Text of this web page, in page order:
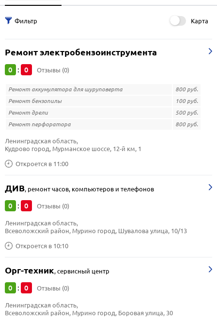
Карта
Ремонт электробензоинструмента
0 : 0 Отзывы (0)
Ремонт аккумулятора для шуруповерта
800 руб.
Ремонт бензопилы
100 руб.
Ремонт дрели
500 руб.
Ремонт перфоратора
800 руб.
Откроется в 11:00
Ленинградская область,
Кудрово город, Мурманское шоссе, 12-й км, 1
ДИВ, ремонт часов, компьютеров и телефонов
0 : 0 Отзывы (0)
Откроется в 10:10
Ленинградская область,
Всеволожский район, Мурино город, Шувалова улица, 10/13
Орг-техник,сервисный центр
0 : 0 Отзывы (0)
Ленинградская область,
Всеволожский район, Мурино город, Боровая улица, 30